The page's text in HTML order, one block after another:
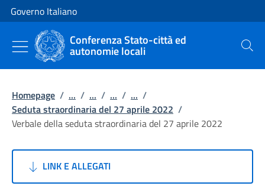
Vai al contenuto
Vai alla navigazione del sito
Governo Italiano
Conferenza Stato-città ed
autonomie locali Cerca
Homepage / ... / ... / ... / ... /
Seduta straordinaria del 27 aprile 2022 /
Verbale della seduta straordinaria del 27 aprile 2022
LINK E ALLEGATI